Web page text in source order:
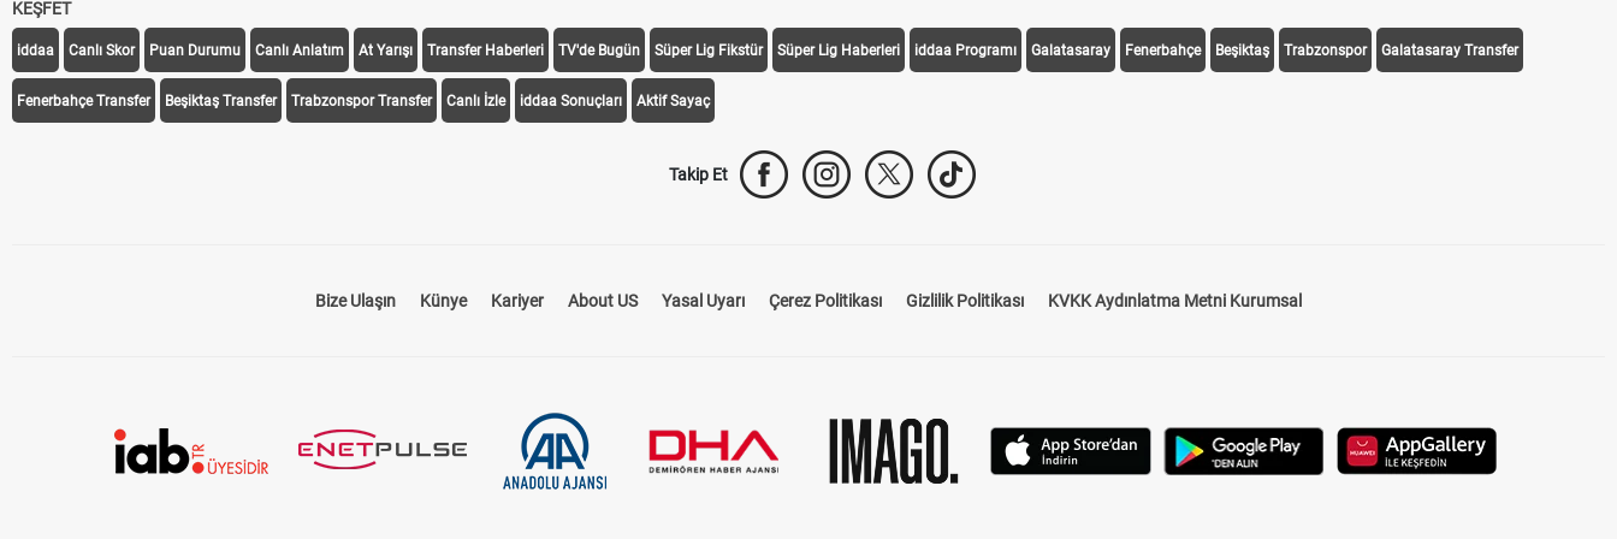
KEŞFET
iddaa Canlı Skor Puan Durumu Canlı Anlatım At Yarışı Transfer Haberleri TV'de Bugün Süper Lig Fikstür Süper Lig Haberleri iddaa Programı Galatasaray Fenerbahçe Beşiktaş Trabzonspor Galatasaray Transfer
Fenerbahçe Transfer Beşiktaş Transfer Trabzonspor Transfer Canlı İzle iddaa Sonuçları Aktif Sayaç
Takip Et
Bize Ulaşın Künye Kariyer About US Yasal Uyarı Çerez Politikası Gizlilik Politikası KVKK Aydınlatma Metni Kurumsal